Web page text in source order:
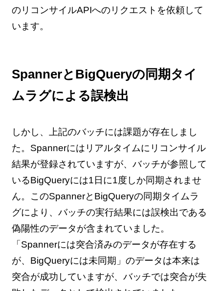
のリコンサイルAPIへのリクエストを依頼して
います。
SpannerとBigQueryの同期タイ
ムラグによる誤検出
しかし、上記のバッチには課題が存在しまし
た。Spannerにはリアルタイムにリコンサイル
結果が登録されていますが、バッチが参照して
いるBigQueryには1日に1度しか同期されませ
ん。このSpannerとBigQueryの同期タイムラ
グにより、バッチの実行結果には誤検出である
偽陽性のデータが含まれていました。
「Spannerには突合済みのデータが存在する
が、BigQueryには未同期」のデータは本来は
突合が成功していますが、バッチでは突合が失